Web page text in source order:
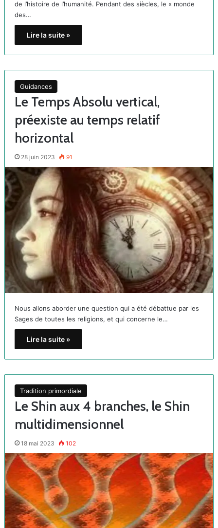
de l’histoire de l’humanité. Pendant des siècles, le « monde
des…
Lire la suite »
Guidances
Le Temps Absolu vertical,
préexiste au temps relatif
horizontal
28 juin 2023 91
Nous allons aborder une question qui a été débattue par les
Sages de toutes les religions, et qui concerne le…
Lire la suite »
Tradition primordiale
Le Shin aux 4 branches, le Shin
multidimensionnel
18 mai 2023 102